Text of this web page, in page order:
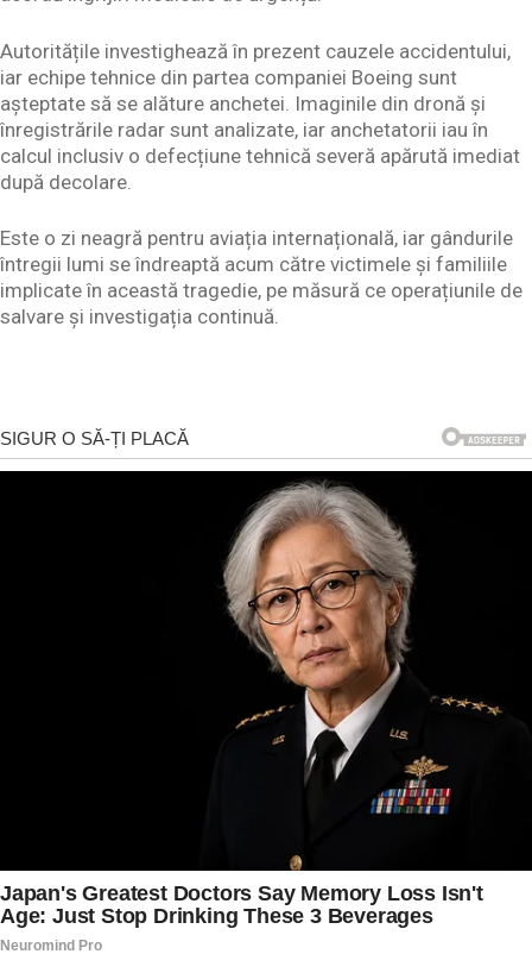
Autoritățile investighează în prezent cauzele accidentului,
iar echipe tehnice din partea companiei Boeing sunt
așteptate să se alăture anchetei. Imaginile din dronă și
înregistrările radar sunt analizate, iar anchetatorii iau în
calcul inclusiv o defecțiune tehnică severă apărută imediat
după decolare.
Este o zi neagră pentru aviația internațională, iar gândurile
întregii lumi se îndreaptă acum către victimele și familiile
implicate în această tragedie, pe măsură ce operațiunile de
salvare și investigația continuă.